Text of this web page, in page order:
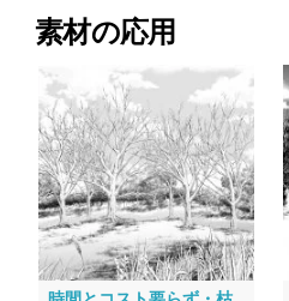
素材の応用